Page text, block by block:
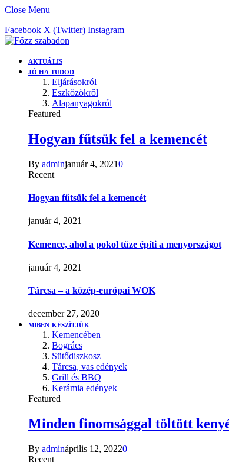
Close Menu
Facebook X (Twitter) Instagram
AKTUÁLIS
JÓ HA TUDOD
Eljárásokról
Eszközökről
Alapanyagokról
Featured
Hogyan fűtsük fel a kemencét
By adminjanuár 4, 20210
Recent
Hogyan fűtsük fel a kemencét
január 4, 2021
Kemence, ahol a pokol tüze építi a menyországot
január 4, 2021
Tárcsa – a közép-európai WOK
december 27, 2020
MIBEN KÉSZÍTJÜK
Kemencében
Bogrács
Sütődiszkosz
Tárcsa, vas edények
Grill és BBQ
Kerámia edények
Featured
Minden finomsággal töltött
By admináprilis 12, 20220
Recent